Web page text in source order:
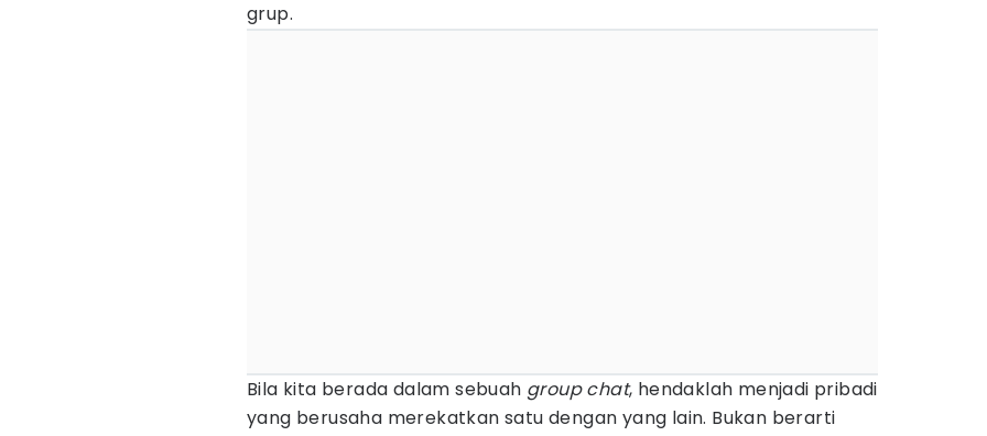
grup.
Bila kita berada dalam sebuah group chat, hendaklah menjadi pribadi
yang berusaha merekatkan satu dengan yang lain. Bukan berarti